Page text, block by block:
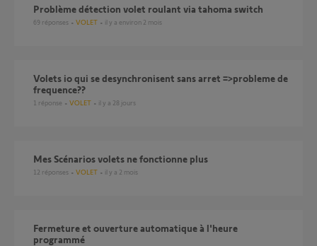
Problème détection volet roulant via tahoma switch
69 réponses VOLET il y a environ 2 mois
volets io qui se desynchronisent sans arret =>probleme de
frequence??
1 réponse VOLET il y a 28 jours
Mes Scénarios volets ne fonctionne plus
12 réponses VOLET il y a 2 mois
Fermeture et ouverture automatique à l'heure
programmé